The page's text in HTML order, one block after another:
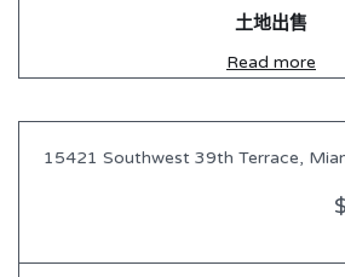
土地出售
Read more
出售
15421 Southwest 39th Terrace,